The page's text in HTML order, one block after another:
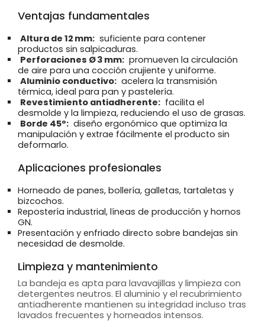
Ventajas fundamentales
Altura de 12 mm: suficiente para contener
productos sin salpicaduras.
Perforaciones Ø 3 mm: promueven la circulación
de aire para una cocción crujiente y uniforme.
Aluminio conductivo: acelera la transmisión
térmica, ideal para pan y pastelería.
Revestimiento antiadherente: facilita el
desmolde y la limpieza, reduciendo el uso de grasas.
Borde 45º: diseño ergonómico que optimiza la
manipulación y extrae fácilmente el producto sin
deformarlo.
Aplicaciones profesionales
Horneado de panes, bollería, galletas, tartaletas y
bizcochos.
Repostería industrial, líneas de producción y hornos
GN.
Presentación y enfriado directo sobre bandejas sin
necesidad de desmolde.
Limpieza y mantenimiento
La bandeja es apta para lavavajillas y limpieza con
detergentes neutros. El aluminio y el recubrimiento
antiadherente mantienen su integridad incluso tras
lavados frecuentes y horneados intensos.